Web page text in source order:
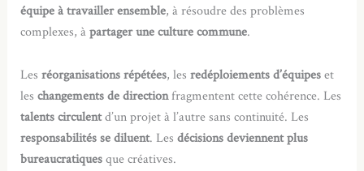
équipe à travailler ensemble, à résoudre des problèmes
complexes, àpartager une culture commune.
Lesréorganisations répétées, lesredéploiements d’équipeset
leschangements de directionfragmentent cette cohérence. Les
talents circulentd’un projet à l’autre sans continuité. Les
responsabilités se diluent. Lesdécisions deviennent plus
bureaucratiquesque créatives.